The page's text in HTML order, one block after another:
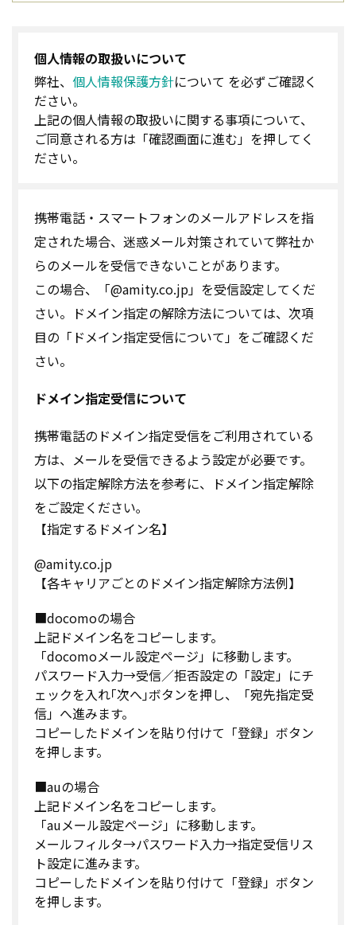
個人情報の取扱いについて
弊社、 個人情報保護方針について を必ずご確認く
ださい。
上記の個人情報の取扱いに関する事項について、
ご同意される方は「確認画面に進む」を押してく
ださい。
携帯電話・スマートフォンのメールアドレスを指
定された場合、迷惑メール対策されていて弊社か
らのメールを受信できないことがあります。
この場合、「@amity.co.jp」を受信設定してくだ
さい。ドメイン指定の解除方法については、次項
目の「ドメイン指定受信について」をご確認くだ
さい。
ドメイン指定受信について
携帯電話のドメイン指定受信をご利用されている
方は、メールを受信できるよう設定が必要です。
以下の指定解除方法を参考に、ドメイン指定解除
をご設定ください｡
【指定するドメイン名】
@amity.co.jp
【各キャリアごとのドメイン指定解除方法例】
■docomoの場合
上記ドメイン名をコピーします。
「docomoメール設定ページ」に移動します。
パスワード入力→受信／拒否設定の「設定」にチ
ェックを入れ｢次へ｣ボタンを押し、「宛先指定受
信」へ進みます。
コピーしたドメインを貼り付けて「登録」ボタン
を押します。
■auの場合
上記ドメイン名をコピーします。
「auメール設定ページ」に移動します。
メールフィルタ→パスワード入力→指定受信リス
ト設定に進みます。
コピーしたドメインを貼り付けて「登録」ボタン
を押します。